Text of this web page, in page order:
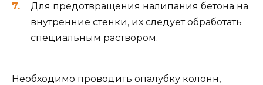
Для предотвращения налипания бетона на
внутренние стенки, их следует обработать
специальным раствором.
Необходимо проводить опалубку колонн,